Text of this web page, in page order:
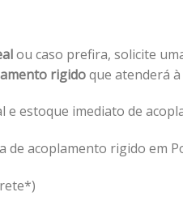
ou caso prefira, solicite
rigidoque atenderá
estoque imediato de
de acoplamento rigido em